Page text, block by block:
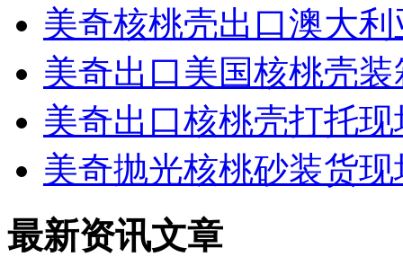
美奇核桃壳出口澳大
美奇出口美国核桃壳装
美奇出口核桃壳打托现
美奇抛光核桃砂装货现
最新资讯文章